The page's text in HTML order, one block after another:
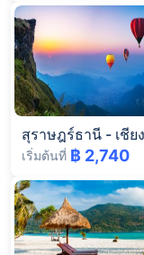
สุราษฎร์ธานี - เชีย
เริ่มต้นที่ ฿ 2,740